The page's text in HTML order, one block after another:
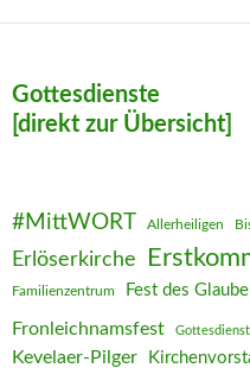
Gottesdienste
[direkt zur Übersicht]
#MittWORT Allerheiligen
Erlöserkirche
Familienzentrum Fest des
Fronleichnamsfest Gottesdienst
Kevelaer-Pilger